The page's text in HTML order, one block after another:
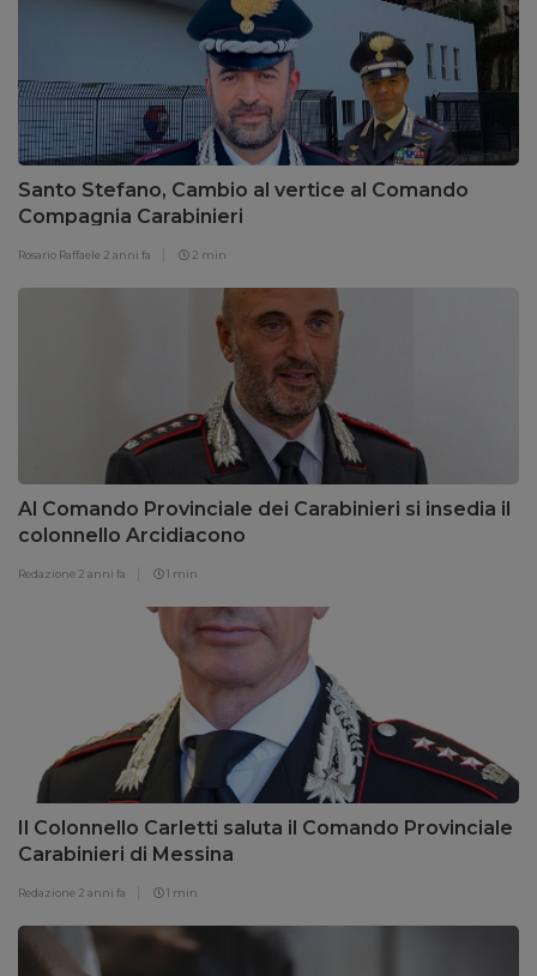
Santo Stefano, Cambio al vertice al Comando
Compagnia Carabinieri
Rosario Raffaele 2 anni fa 2 min
Al Comando Provinciale dei Carabinieri si insedia il
colonnello Arcidiacono
Redazione 2 anni fa 1 min
Il Colonnello Carletti saluta il Comando Provinciale
Carabinieri di Messina
Redazione 2 anni fa 1 min